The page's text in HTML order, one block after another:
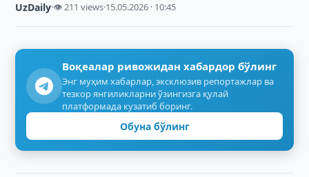
UzDaily·👁 211 views·15.05.2026 · 10:45
Воқеалар ривожидан хабардор бўлинг
Энг муҳим хабарлар, эксклюзив репортажлар ва
тезкор янгиликларни ўзингизга қулай
платформада кузатиб боринг.
Обуна бўлинг